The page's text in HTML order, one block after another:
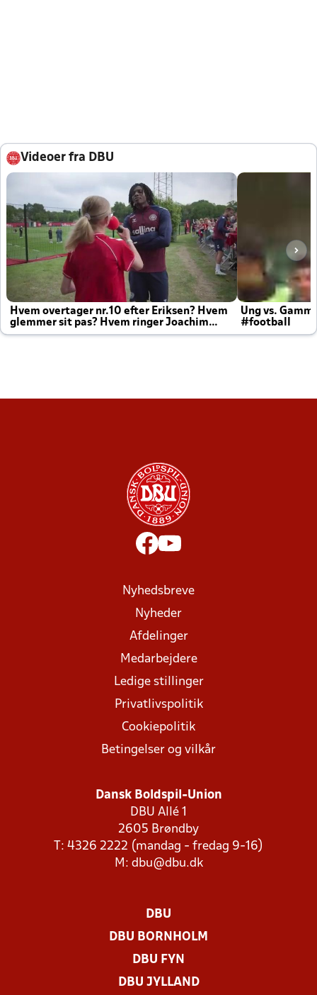
Videoer fra DBU
Hvem overtager nr.10 efter Eriksen? Hvem
glemmer sit pas? Hvem ringer Joachim
altid til efter kampe?
Ung vs.
#football
Nyhedsbreve
Nyheder
Afdelinger
Medarbejdere
Ledige stillinger
Privatlivspolitik
Cookiepolitik
Betingelser og vilkår
Dansk Boldspil-Union
DBU Allé 1
2605 Brøndby
T: 4326 2222 (mandag - fredag 9-16)
M: dbu@dbu.dk
DBU
DBU BORNHOLM
DBU FYN
DBU JYLLAND